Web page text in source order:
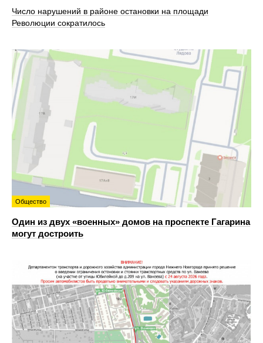
Число нарушений в районе остановки на площади
Революции сократилось
Общество
Один из двух «военных» домов на проспекте Гагарина
могут достроить